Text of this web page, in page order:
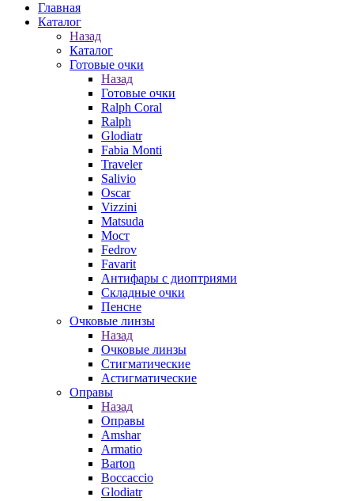
Главная
Каталог
Назад
Каталог
Готовые очки
Назад
Готовые очки
Ralph Coral
Ralph
Glodiatr
Fabia Monti
Traveler
Salivio
Oscar
Vizzini
Matsuda
Мост
Fedrov
Favarit
Антифары с диоптриями
Складные очки
Пенсне
Очковые линзы
Назад
Очковые линзы
Стигматические
Астигматические
Оправы
Назад
Оправы
Amshar
Armatio
Barton
Boccaccio
Glodiatr